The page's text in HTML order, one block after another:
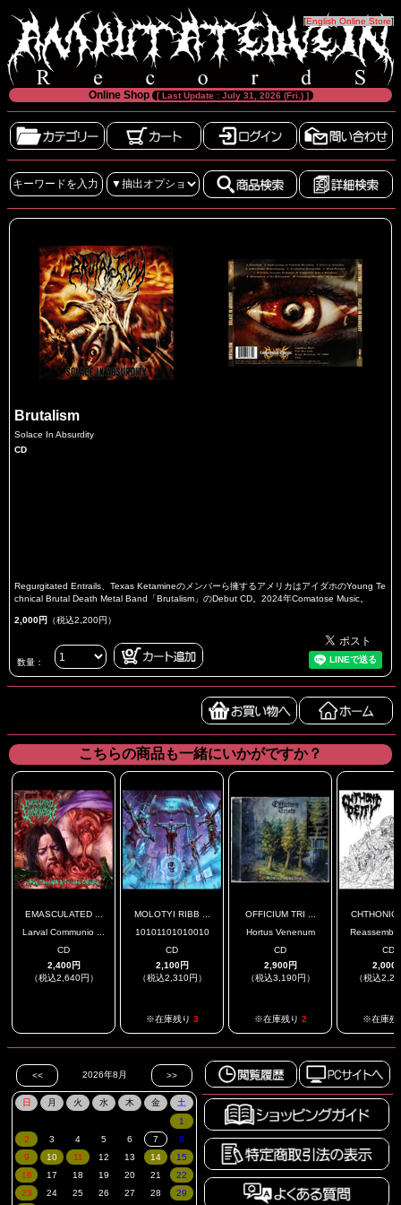
[English Online Store]
Online Shop [ Last Update : July 31, 2026 (Fri.) ]
Brutalism
Solace In Absurdity
CD
Regurgitated Entrails、Texas Ketamineのメンバーら擁するアメリカはアイダホのYoung Te
chnical Brutal Death Metal Band「Brutalism」のDebut CD。2024年Comatose Music。
2,000円 （税込2,200円）
数量：
こちらの商品も一緒にいかがですか？
EMASCULATED ...
Larval Communio ...
CD
2,400円
（税込2,640円）
MOLOTYI RIBB ...
10101101010010
CD
2,100円
（税込2,310円）
※在庫残り 3
OFFICIUM TRI ...
Hortus Venenum
CD
2,900円
（税込3,190円）
※在庫残り 2
CHTHONIC
CD
2,000
（税込
※在庫残